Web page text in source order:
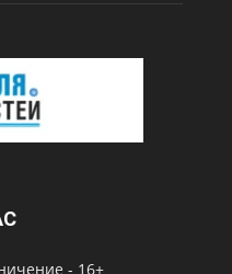
- 16+